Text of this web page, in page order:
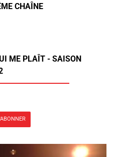
CHAÎNE
ME PLAÎT - SAISON